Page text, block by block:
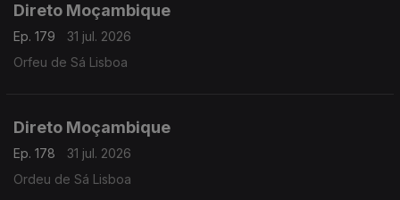
Direto Moçambique
Ep. 179
31 jul. 2026
Orfeu de Sá Lisboa
Direto Moçambique
Ep. 178
31 jul. 2026
Ordeu de Sá Lisboa